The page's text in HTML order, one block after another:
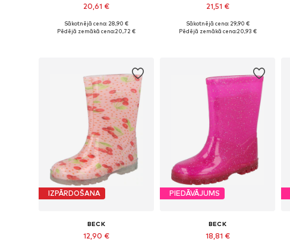
20,61 €
Pieejams daudzos izmēros
Sākotnējā cena: 28,90 €
Pēdējā zemākā cena:20,72 €
21,51 €
Pieejams daudzos izmēros
Sākotnējā cena: 29,90 €
Pēdējā zemākā cena:20,93 €
IZPĀRDOŠANA
BECK
12,90 €
PIEDĀVĀJUMS
BECK
18,81 €